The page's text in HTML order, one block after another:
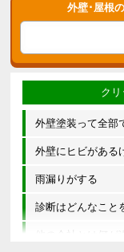
外壁･屋根
外壁塗装って全部
外壁にヒビがある
雨漏りがする
診断はどんなこと
他の会社とは何が